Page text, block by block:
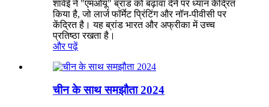
शावेई ने "एमओयू" ब्रांड को बढ़ावा देने पर ध्यान केंद्रित
किया है, जो लार्ज फॉर्मेट प्रिंटिंग और नॉन-पीवीसी पर
केंद्रित है। यह ब्रांड भारत और अफ्रीका में उच्च
प्रतिष्ठा रखता है।
और पढ़ें
चीन के साथ समझौता 2024